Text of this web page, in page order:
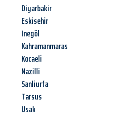
Diyarbakir
Eskisehir
Inegöl
Kahramanmaras
Kocaeli
Nazilli
Sanliurfa
Tarsus
Usak